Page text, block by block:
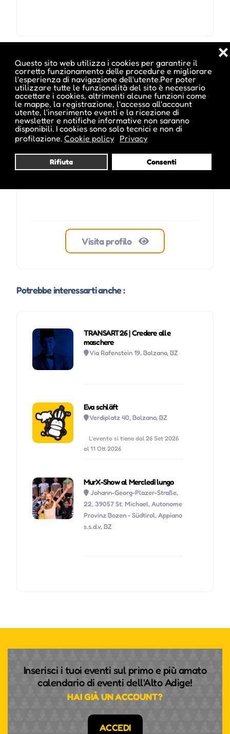
Questo sito web utilizza i cookies per garantire il
corretto funzionamento delle procedure e migliorare
l'esperienza di navigazione dell'utente.Per poter
utilizzare tutte le funzionalità del sito è necessario
accettare i cookies, altrimenti alcune funzioni come
le mappe, la registrazione, l'accesso all'account
utente, l'inserimento eventi e la ricezione di
newsletter e notifiche informative non saranno
disponibili. I cookies sono solo tecnici e non di
profilazione. Cookie policy Privacy
Rifiuta Consenti
❌
ale inside
Visita profilo
Potrebbe interessarti anche :
TRANSART26 | Credere alle
maschere
Via Rafenstein 19, Bolzano, BZ
Eva schläft
Verdiplatz 40, Bolzano, BZ
L'evento si tiene dal 26 Set 2026
al 11 Ott 2026
MurX-Show al Mercledì lungo
Johann-Georg-Plazer-Straße,
22, 39057 St. Michael, Autonome
Provinz Bozen - Südtirol, Appiano
s.s.d.v, BZ
Inserisci i tuoi eventi sul primo e più amato
calendario di eventi dell'Alto Adige!
HAI GIÀ UN ACCOUNT?
ACCEDI